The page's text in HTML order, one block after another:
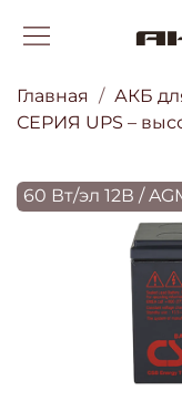
Главная АКБ
СЕРИЯ UPS –
60 Вт/эл 12В /